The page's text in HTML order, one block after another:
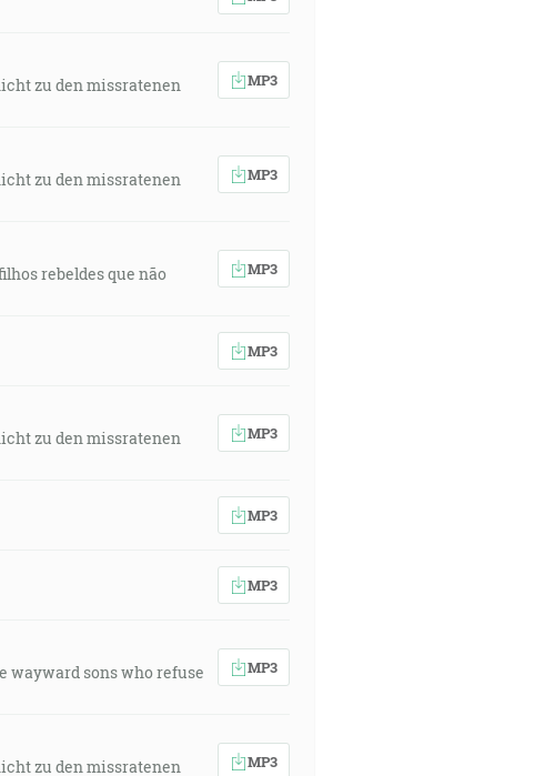
zu den missratenen
MP3
zu den missratenen
MP3
rebeldes que não
MP3
MP3
zu den missratenen
MP3
MP3
MP3
wayward sons who refuse
MP3
zu den missratenen MP3